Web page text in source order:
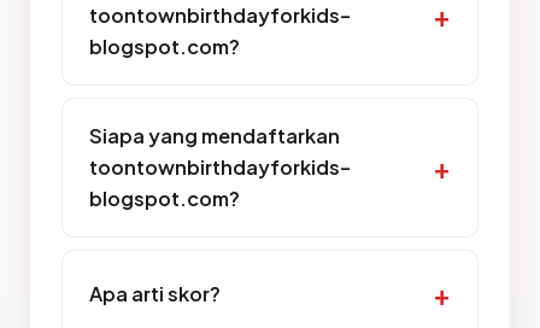
toontownbirthdayforkids-
blogspot.com?
Siapa yang mendaftarkan
toontownbirthdayforkids-
blogspot.com?
Apa arti skor?